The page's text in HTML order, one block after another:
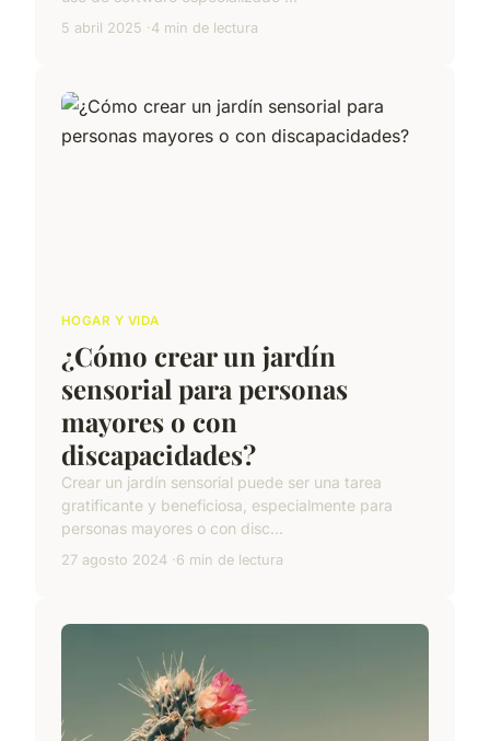
5 abril 2025 4 min de lectura
HOGAR Y VIDA
¿Cómo crear un jardín
sensorial para personas
mayores o con
discapacidades?
Crear un jardín sensorial puede ser una tarea
gratificante y beneficiosa, especialmente para
personas mayores o con disc...
27 agosto 2024 6 min de lectura